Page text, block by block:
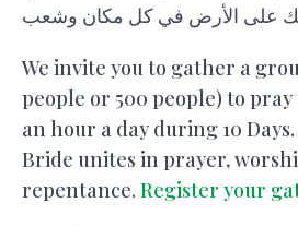
We invite you to gather a
people or 500 people) to
an hour a day during 10 Days.
Bride unites in prayer,
repentance. Register your